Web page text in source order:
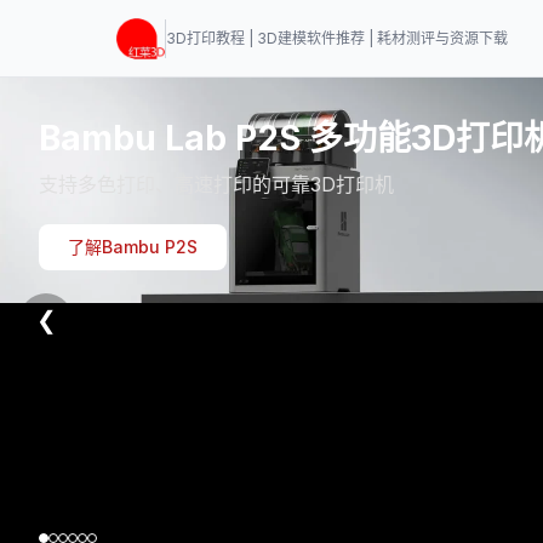
3D打印教程 | 3D建模软件推荐 | 耗材测评与资源下载
Bambu Lab P2S 多功能3D打印
支持多色打印、高速打印的可靠3D打印机
了解Bambu P2S
❮